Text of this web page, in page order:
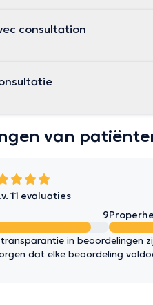
consultation
van
11 evaluaties
9
in beoordelingen
dat elke beoordeling